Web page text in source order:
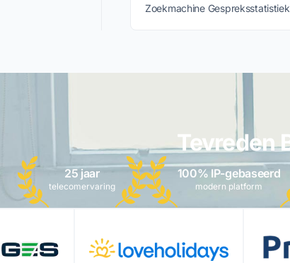
Zoekmachine
Tevreden
25 jaar
telecomervaring
100% IP-gebaseerd
modern platform